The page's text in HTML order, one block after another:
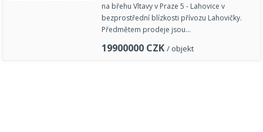
na břehu Vltavy v Praze 5 - Lahovice v
bezprostřední blízkosti přívozu Lahovičky.
Předmětem prodeje jsou…
19900000 CZK / objekt